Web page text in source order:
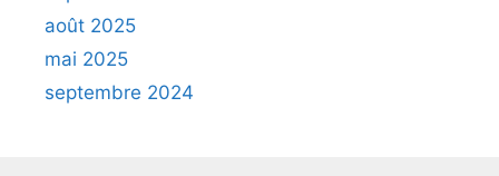
août 2025
mai 2025
septembre 2024